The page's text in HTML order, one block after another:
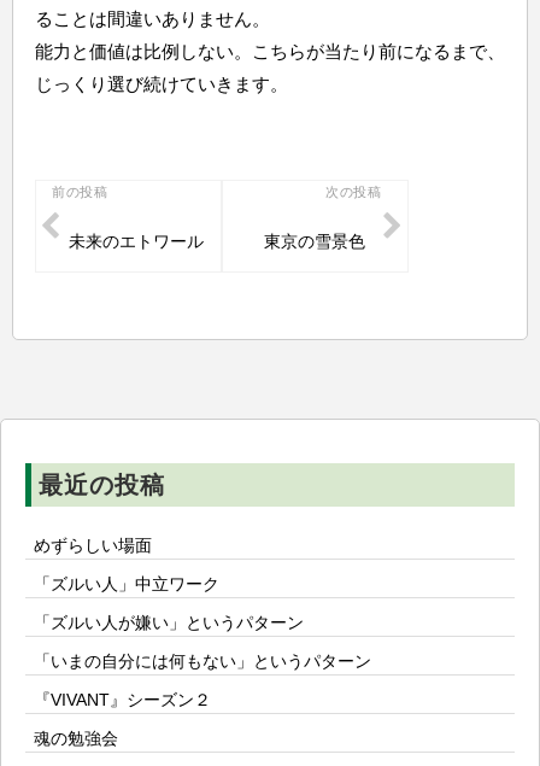
ることは間違いありません。
能力と価値は比例しない。こちらが当たり前になるまで、
じっくり選び続けていきます。
投
稿
ン
前の投稿
未来のエトワール
次の投稿
東京の雪景色
最近の投稿
めずらしい場面
「ズルい人」中立ワーク
「ズルい人が嫌い」というパターン
「いまの自分には何もない」というパターン
『VIVANT』シーズン２
魂の勉強会